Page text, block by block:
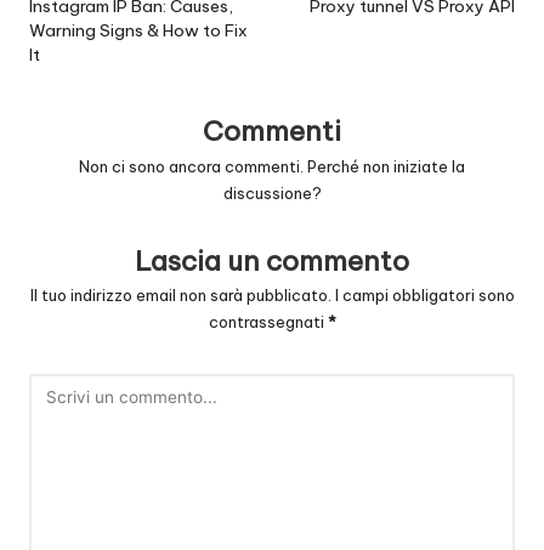
posticipata
Instagram IP Ban: Causes,
Warning Signs & How to Fix
It
Proxy tunnel VS Proxy API
Commenti
Non ci sono ancora commenti. Perché non iniziate la
discussione?
Lascia un commento
Il tuo indirizzo email non sarà pubblicato. I campi obbligatori sono
contrassegnati *